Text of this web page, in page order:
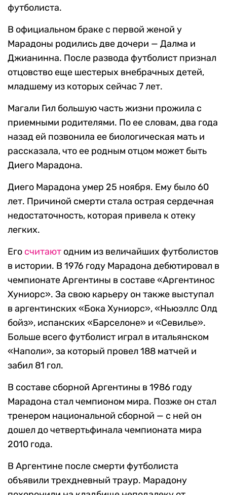
футболиста.
В официальном браке с первой женой у
Марадоны родились две дочери — Далма и
Джианинна. После развода футболист признал
отцовство еще шестерых внебрачных детей,
младшему из которых сейчас 7 лет.
Магали Гил большую часть жизни прожила с
приемными родителями. По ее словам, два года
назад ей позвонила ее биологическая мать и
рассказала, что ее родным отцом может быть
Диего Марадона.
Диего Марадона умер 25 ноября. Ему было 60
лет. Причиной смерти стала острая сердечная
недостаточность, которая привела к отеку
легких.
Его считают одним из величайших футболистов
в истории. В 1976 году Марадона дебютировал в
чемпионате Аргентины в составе «Аргентинос
Хуниорс». За свою карьеру он также выступал
в аргентинских «Бока Хуниорс», «Ньюэллс Олд
бойз», испанских «Барселоне» и «Севилье».
Больше всего футболист играл в итальянском
«Наполи», за который провел 188 матчей и
забил 81 гол.
В составе сборной Аргентины в 1986 году
Марадона стал чемпионом мира. Позже он стал
тренером национальной сборной — с ней он
дошел до четвертьфинала чемпионата мира
2010 года.
В Аргентине после смерти футболиста
объявили трехдневный траур. Марадону